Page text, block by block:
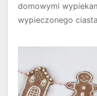
domowymi
wypieczonego